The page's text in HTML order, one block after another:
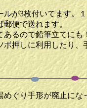
ルが3枚付いてます。
郵便で送れます。
あるので鉛筆立てにも
ボ押しに利用したり
めぐり手形が廃止に